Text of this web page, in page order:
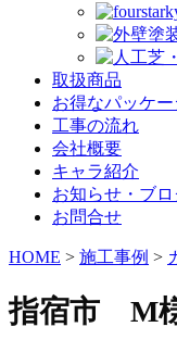
取扱商品
お得なパッケ
工事の流れ
会社概要
キャラ紹介
お知らせ・ブロ
お問合せ
HOME > 施工事例 >
指宿市 M